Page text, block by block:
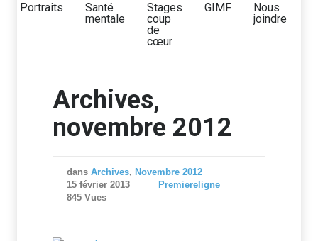
Portraits
Santé
mentale
Stages
coup
de
cœur
GIMF
Nous
joindre
Archives,
novembre 2012
dans Archives, Novembre 2012
15 février 2013
Premiereligne
845 Vues